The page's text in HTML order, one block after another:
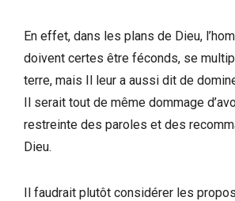
En effet, dans les plans de Dieu,
doivent certes être féconds, se
terre, mais Il leur a aussi dit de
Il serait tout de même dommage
restreinte des paroles et des
Dieu.
Il faudrait plutôt considérer les